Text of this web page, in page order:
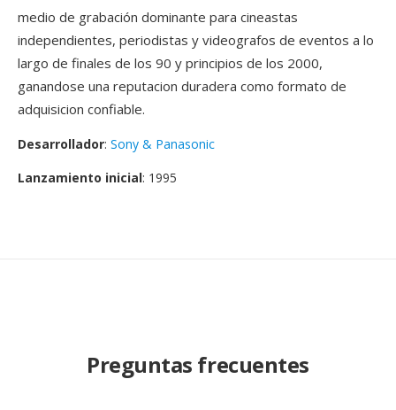
medio de grabación dominante para cineastas
independientes, periodistas y videografos de eventos a lo
largo de finales de los 90 y principios de los 2000,
ganandose una reputacion duradera como formato de
adquisicion confiable.
Desarrollador: Sony & Panasonic
Lanzamiento inicial: 1995
Preguntas frecuentes